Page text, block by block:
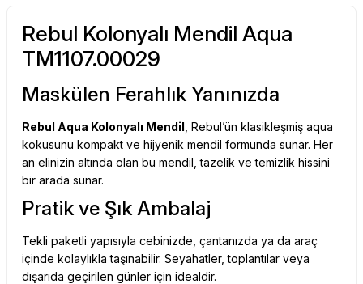
Rebul Kolonyalı Mendil Aqua
TM1107.00029
Maskülen Ferahlık Yanınızda
Rebul Aqua Kolonyalı Mendil , Rebul’ün klasikleşmiş aqua
kokusunu kompakt ve hijyenik mendil formunda sunar. Her
an elinizin altında olan bu mendil, tazelik ve temizlik hissini
bir arada sunar.
Pratik ve Şık Ambalaj
Tekli paketli yapısıyla cebinizde, çantanızda ya da araç
içinde kolaylıkla taşınabilir. Seyahatler, toplantılar veya
dışarıda geçirilen günler için idealdir.